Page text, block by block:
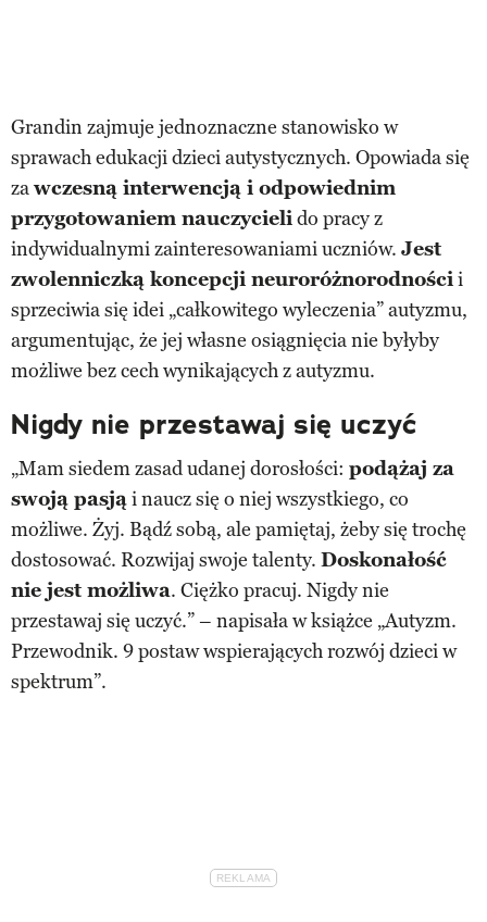
Grandin zajmuje jednoznaczne stanowisko w
sprawach edukacji dzieci autystycznych. Opowiada się
zawczesną interwencją i odpowiednim
przygotowaniem nauczycielido pracy z
indywidualnymi zainteresowaniami uczniów. Jest
zwolenniczką koncepcji neuroróżnorodnościi
sprzeciwia się idei „całkowitego wyleczenia” autyzmu,
argumentując, że jej własne osiągnięcia nie byłyby
możliwe bez cech wynikających z autyzmu.
Nigdy nie przestawaj się uczyć
„Mam siedem zasad udanej dorosłości: podążaj za
swoją pasjąi naucz się o niej wszystkiego, co
możliwe. Żyj. Bądź sobą, ale pamiętaj, żeby się trochę
dostosować. Rozwijaj swoje talenty. Doskonałość
nie jest możliwa. Ciężko pracuj. Nigdy nie
przestawaj się uczyć.” – napisała w książce „Autyzm.
Przewodnik. 9 postaw wspierających rozwój dzieci w
spektrum”.